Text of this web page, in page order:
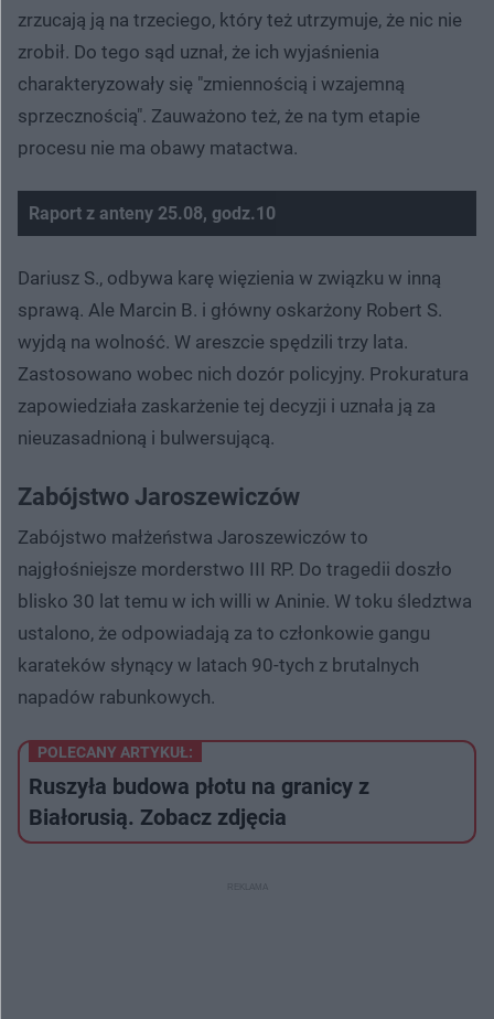
zrzucają ją na trzeciego, który też utrzymuje, że nic nie
zrobił. Do tego sąd uznał, że ich wyjaśnienia
charakteryzowały się "zmiennością i wzajemną
sprzecznością". Zauważono też, że na tym etapie
procesu nie ma obawy matactwa.
Raport z anteny 25.08, godz.10
Dariusz S., odbywa karę więzienia w związku w inną
sprawą. Ale Marcin B. i główny oskarżony Robert S.
wyjdą na wolność. W areszcie spędzili trzy lata.
Zastosowano wobec nich dozór policyjny. Prokuratura
zapowiedziała zaskarżenie tej decyzji i uznała ją za
nieuzasadnioną i bulwersującą.
Zabójstwo Jaroszewiczów
Zabójstwo małżeństwa Jaroszewiczów to
najgłośniejsze morderstwo III RP. Do tragedii doszło
blisko 30 lat temu w ich willi w Aninie. W toku śledztwa
ustalono, że odpowiadają za to członkowie gangu
karateków słynący w latach 90-tych z brutalnych
napadów rabunkowych.
POLECANY ARTYKUŁ:
Ruszyła budowa płotu na granicy z
Białorusią. Zobacz zdjęcia